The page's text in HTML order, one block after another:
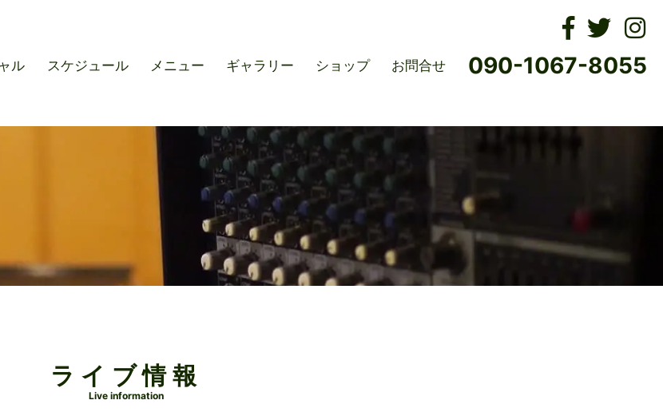
ル スケジュール メニュー ギャラリー ショップ お問合せ 090-1067-8055
ライブ情報
Live information